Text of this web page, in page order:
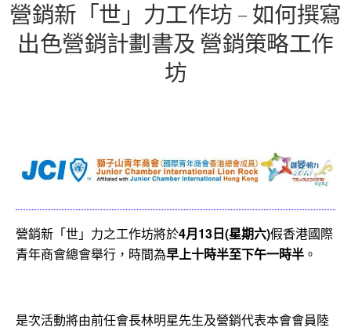
營銷新「世」力工作坊 – 如何撰寫
出色營銷計劃書及 營銷策略工作
坊
營銷新「世」力之工作坊將於4月13日(星期六)假香港國際
青年商會總會舉行，時間為早上十時半至下午一時半 。
是次活動將由前任會長林明星先生及營銷代表本會會員陸